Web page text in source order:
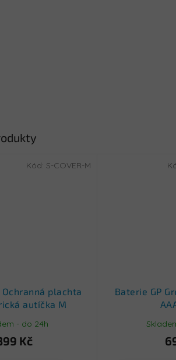
plachta
autíčka M
- do 24h
Kč
Kód: S-COVER-M
Baterie GP